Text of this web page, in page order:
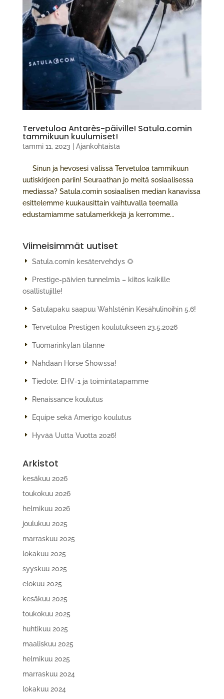
Tervetuloa Antarès-päiville! Satula.comin
tammikuun kuulumiset!
tammi 11, 2023 Ajankohtaista
Sinun ja hevosesi välissä Tervetuloa tammikuun
uutiskirjeen pariin! Seuraathan jo meitä sosiaalisessa
mediassa? Satula.comin sosiaalisen median kanavissa
esittelemme kuukausittain vaihtuvalla teemalla
edustamiamme satulamerkkejä ja kerromme...
Viimeisimmät uutiset
Satula.comin kesätervehdys 🌻
Prestige-päivien tunnelmia – kiitos kaikille
osallistujille!
Satulapaku saapuu Wahlsténin Kesähulinoihin 5.6!
Tervetuloa Prestigen koulutukseen 23.5.2026
Tuomarinkylän tilanne
Nähdään Horse Showssa!
Tiedote: EHV-1 ja toimintatapamme
Renaissance koulutus
Equipe sekä Amerigo koulutus
Hyvää Uutta Vuotta 2026!
Arkistot
kesäkuu 2026
toukokuu 2026
helmikuu 2026
joulukuu 2025
marraskuu 2025
lokakuu 2025
syyskuu 2025
elokuu 2025
kesäkuu 2025
toukokuu 2025
huhtikuu 2025
maaliskuu 2025
helmikuu 2025
marraskuu 2024
lokakuu 2024